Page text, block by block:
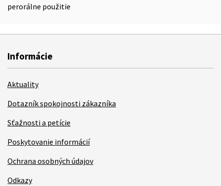
perorálne použitie
Informácie
Aktuality
Dotazník spokojnosti zákazníka
Sťažnosti a petície
Poskytovanie informácií
Ochrana osobných údajov
Odkazy